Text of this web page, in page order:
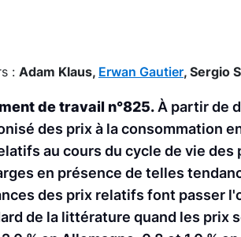
: Adam Klaus, Erwan Gautier, Sergio
de travail n°825. À partir de
des prix à la consommation
au cours du cycle de vie
en présence de telles
des prix relatifs font passer
de la littérature quand les prix